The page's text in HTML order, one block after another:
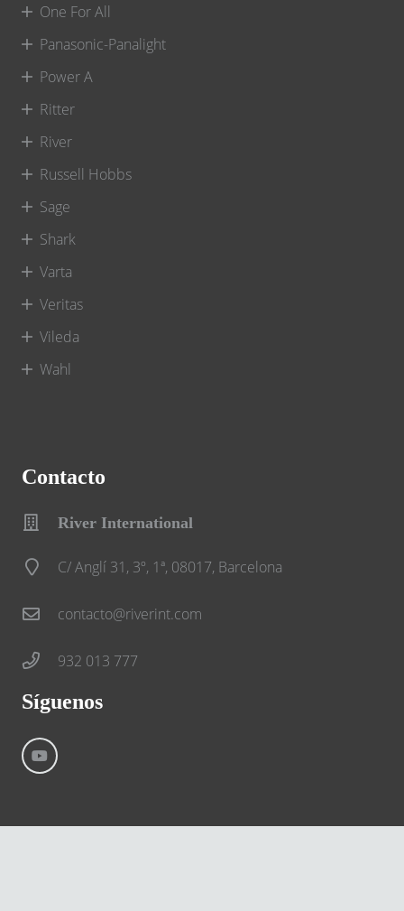
One For All
Panasonic-Panalight
Power A
Ritter
River
Russell Hobbs
Sage
Shark
Varta
Veritas
Vileda
Wahl
Contacto
River International
C/ Anglí 31, 3º, 1ª, 08017, Barcelona
contacto@riverint.com
932 013 777
Síguenos